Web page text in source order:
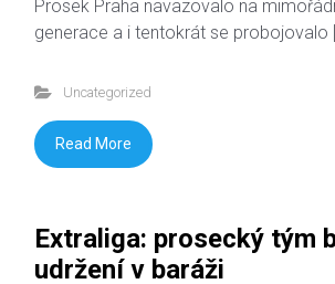
Prosek Praha navazovalo na
generace a i tentokrát se probojovalo
Uncategorized
Read More
Extraliga: prosecký tým
udržení v baráži